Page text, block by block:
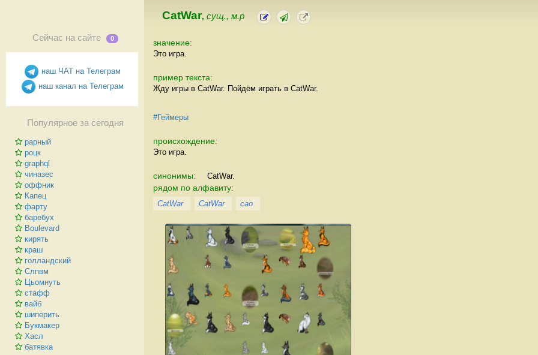
Сейчас на сайте 0
наш ЧАТ на Телеграм
наш канал на Телеграм
Популярное за сегодня
рарный
роцк
graphql
чиназес
оффник
Капец
фарту
баребух
Boulevard
кирять
краш
голландский
Слпвм
Цьомнуть
стафф
вайб
шиперить
Букмакер
Хасл
батявка
CatWar, сущ., м.р
значение:
Это игра.
пример текста:
Жду игры в CatWar. Пойдём играть в CatWar.
#Геймеры
происхождение:
Это игра.
синонимы: CatWar.
рядом по алфавиту:
CatWar CatWar cao